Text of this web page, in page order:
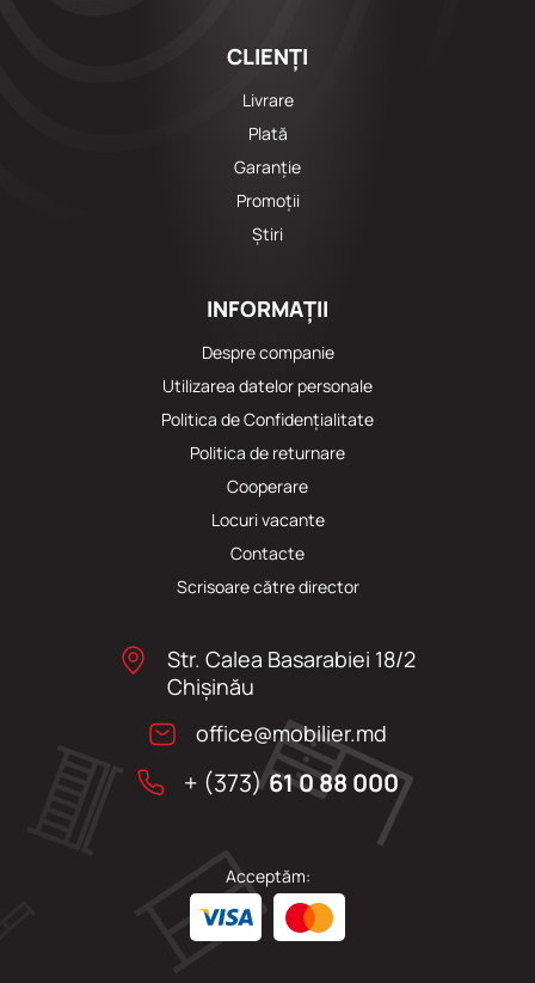
CLIENȚI
Livrare
Plată
Garanție
Promoții
Știri
INFORMAȚII
Despre companie
Utilizarea datelor personale
Politica de Confidențialitate
Politica de returnare
Cooperare
Locuri vacante
Сontacte
Scrisoare către director
Str. Calea Basarabiei 18/2
Chişinău
office@mobilier.md
+ (373)61 0 88 000
Acceptăm: